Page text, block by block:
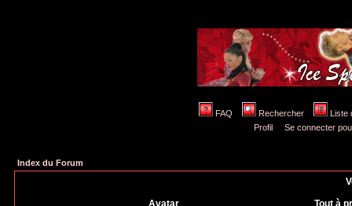
FAQ Rechercher
Liste
Profil
Se connecter
Index du Forum
Avatar
Tout à